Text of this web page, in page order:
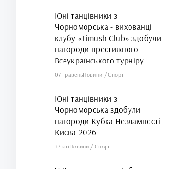
Юні танцівники з
Чорноморська - вихованці
клубу «Timush Club» здобули
нагороди престижного
Всеукраїнського турніру
07 травеньНовини /Спорт
Юні танцівники з
Чорноморська здобули
нагороди Кубка Незламності
Києва-2026
27 квіНовини /Спорт